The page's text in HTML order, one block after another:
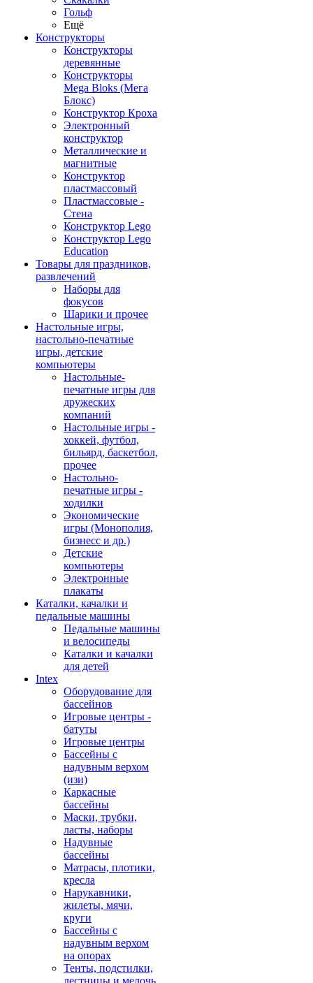
Гольф
Ещё
Конструкторы
Конструкторы
деревянные
Конструкторы
Mega Bloks (Мега
Блокс)
Конструктор Кроха
Электронный
конструктор
Металлические и
магнитные
Конструктор
пластмассовый
Пластмассовые -
Стена
Конструктор Lego
Конструктор Lego
Education
Товары для праздников,
развлечений
Наборы для
фокусов
Шарики и прочее
Настольные игры,
настольно-печатные
игры, детские
компьютеры
Настольные-
печатные игры для
дружеских
компаний
Настольные игры -
хоккей, футбол,
бильярд, баскетбол,
прочее
Настольно-
печатные игры -
ходилки
Экономические
игры (Монополия,
бизнесс и др.)
Детские
компьютеры
Электронные
плакаты
Каталки, качалки и
педальные машины
Педальные машины
и велосипеды
Каталки и качалки
для детей
Intex
Оборудование для
бассейнов
Игровые центры -
батуты
Игровые центры
Бассейны с
надувным верхом
(изи)
Каркасные
бассейны
Маски, трубки,
ласты, наборы
Надувные
бассейны
Матрасы, плотики,
кресла
Нарукавники,
жилеты, мячи,
круги
Бассейны с
надувным верхом
на опорах
Тенты, подстилки,
лестницы и мелочь